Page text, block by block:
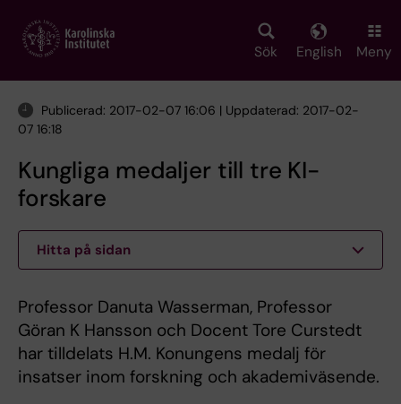
main
Sök English Meny
Publicerad: 2017-02-07 16:06 | Uppdaterad: 2017-02-
07 16:18
Kungliga medaljer till tre KI-
forskare
Hitta på sidan
Professor Danuta Wasserman, Professor
Göran K Hansson och Docent Tore Curstedt
har tilldelats H.M. Konungens medalj för
insatser inom forskning och akademiväsende.